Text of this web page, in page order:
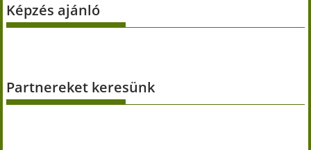
Képzés ajánló
Partnereket keresünk